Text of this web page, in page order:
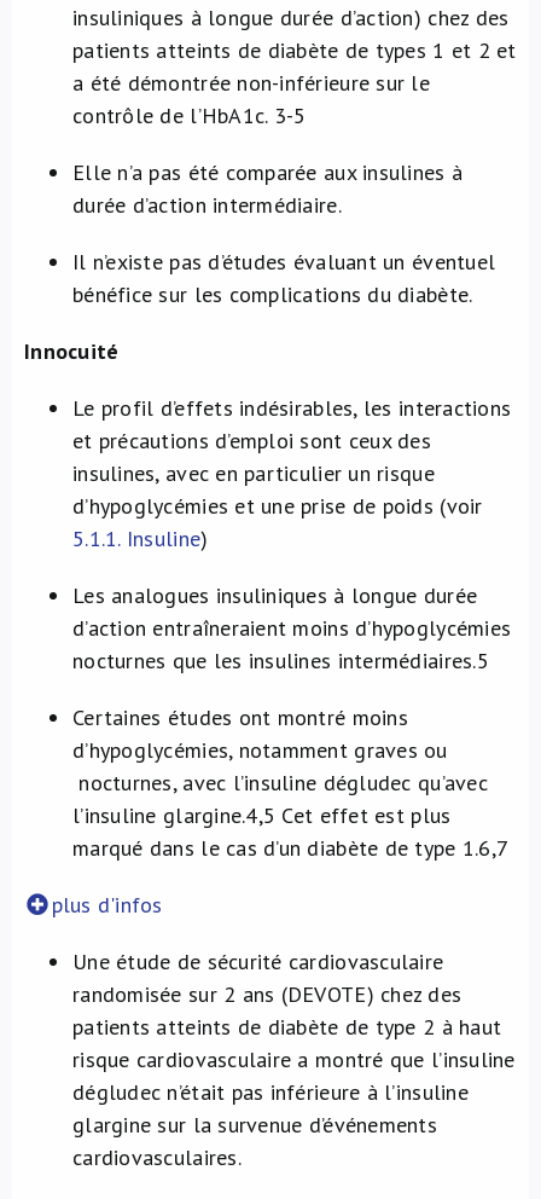
insuliniques à longue durée d’action) chez des
patients atteints de diabète de types 1 et 2 et
a été démontrée non-inférieure sur le
contrôle de l’HbA1c. 3-5
Elle n’a pas été comparée aux insulines à
durée d’action intermédiaire.
Il n’existe pas d’études évaluant un éventuel
bénéfice sur les complications du diabète.
Innocuité
Le profil d’effets indésirables, les interactions
et précautions d’emploi sont ceux des
insulines, avec en particulier un risque
d’hypoglycémies et une prise de poids (voir
5.1.1. Insuline)
Les analogues insuliniques à longue durée
d’action entraîneraient moins d’hypoglycémies
nocturnes que les insulines intermédiaires.5
Certaines études ont montré moins
d’hypoglycémies, notamment graves ou
nocturnes, avec l’insuline dégludec qu’avec
l’insuline glargine.4,5 Cet effet est plus
marqué dans le cas d’un diabète de type 1.6,7
plus d'infos
Une étude de sécurité cardiovasculaire
randomisée sur 2 ans (DEVOTE) chez des
patients atteints de diabète de type 2 à haut
risque cardiovasculaire a montré que l’insuline
dégludec n’était pas inférieure à l’insuline
glargine sur la survenue d’événements
cardiovasculaires.